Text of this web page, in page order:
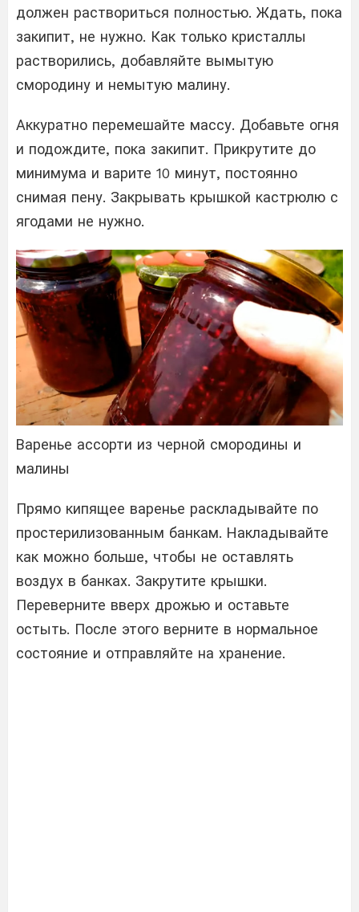
должен раствориться полностью. Ждать, пока
закипит, не нужно. Как только кристаллы
растворились, добавляйте вымытую
смородину и немытую малину.
Аккуратно перемешайте массу. Добавьте огня
и подождите, пока закипит. Прикрутите до
минимума и варите 10 минут, постоянно
снимая пену. Закрывать крышкой кастрюлю с
ягодами не нужно.
Варенье ассорти из черной смородины и
малины
Прямо кипящее варенье раскладывайте по
простерилизованным банкам. Накладывайте
как можно больше, чтобы не оставлять
воздух в банках. Закрутите крышки.
Переверните вверх дрожью и оставьте
остыть. После этого верните в нормальное
состояние и отправляйте на хранение.